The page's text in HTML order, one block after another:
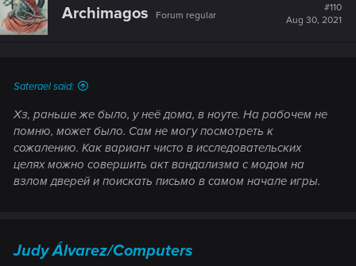
Archimagos Forum regular
#110
Aug 30, 2021
Saterael said:
Хз, раньше же было, у неё дома, в ноуте. На рабочем не
помню, может было. Сам не могу посмотреть к
сожалению. Как вариант чисто в исследовательских
целях можно совершить акт вандализма с модом на
взлом дверей и поискать письмо в самом начале игры.
Judy Álvarez/Computers